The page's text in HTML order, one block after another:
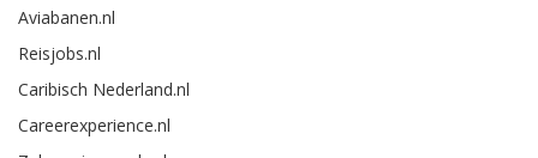
Aviabanen.nl
Reisjobs.nl
Caribisch Nederland.nl
Careerexperience.nl